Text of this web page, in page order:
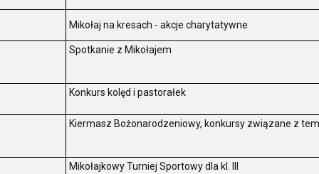
Mikołaj na kresach - akcje charytatywne
Spotkanie z Mikołajem
Konkurs kolęd i pastorałek
Kiermasz Bożonarodzeniowy, konkursy związane z
Mikołajkowy Turniej Sportowy dla kl. III